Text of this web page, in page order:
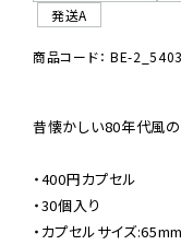
発送A
商品コード： BE-
昔懐かしい80年代風の
・400円カプセル
・30個入り
・カプセルサイズ:65mm